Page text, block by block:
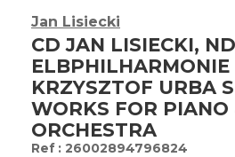
Jan Lisiecki
CD JAN LISIECKI,
ELBPHILHARMONIE
KRZYSZTOF URBA
WORKS FOR PIANO
ORCHESTRA
: 26002894796824